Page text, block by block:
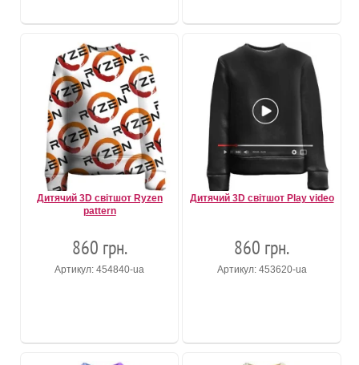
Дитячий 3D світшот Ryzen
pattern
860 грн.
Артикул: 454840-ua
Дитячий 3D світшот Play video
860 грн.
Артикул: 453620-ua